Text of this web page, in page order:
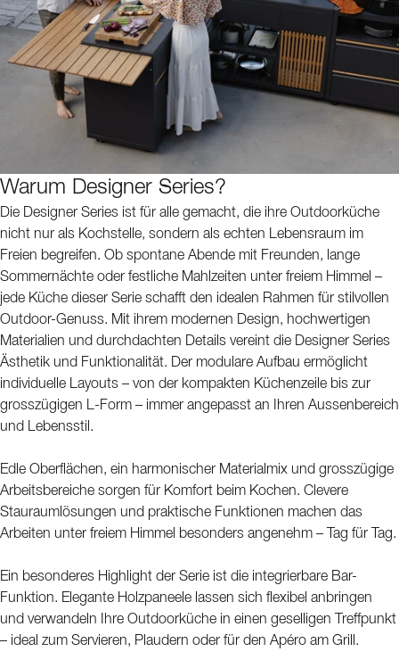
Warum Designer Series?
Die Designer Series ist für alle gemacht, die ihre Outdoorküche
nicht nur als Kochstelle, sondern als echten Lebensraum im
Freien begreifen. Ob spontane Abende mit Freunden, lange
Sommernächte oder festliche Mahlzeiten unter freiem Himmel –
jede Küche dieser Serie schafft den idealen Rahmen für stilvollen
Outdoor-Genuss. Mit ihrem modernen Design, hochwertigen
Materialien und durchdachten Details vereint die Designer Series
Ästhetik und Funktionalität. Der modulare Aufbau ermöglicht
individuelle Layouts – von der kompakten Küchenzeile bis zur
grosszügigen L-Form – immer angepasst an Ihren Aussenbereich
und Lebensstil.
Edle Oberflächen, ein harmonischer Materialmix und grosszügige
Arbeitsbereiche sorgen für Komfort beim Kochen. Clevere
Stauraumlösungen und praktische Funktionen machen das
Arbeiten unter freiem Himmel besonders angenehm – Tag für Tag.
Ein besonderes Highlight der Serie ist die integrierbare Bar-
Funktion. Elegante Holzpaneele lassen sich flexibel anbringen
und verwandeln Ihre Outdoorküche in einen geselligen Treffpunkt
– ideal zum Servieren, Plaudern oder für den Apéro am Grill.